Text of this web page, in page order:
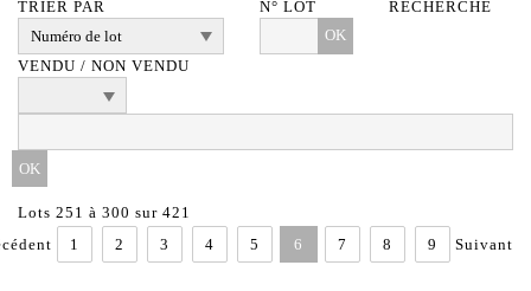
TRIER PAR
N° LOT
OK
VENDU / NON VENDU
RECHERCHE
Lots 251 à 300 sur 421
1 2 3 4 5 6 7 8 9 Suivant